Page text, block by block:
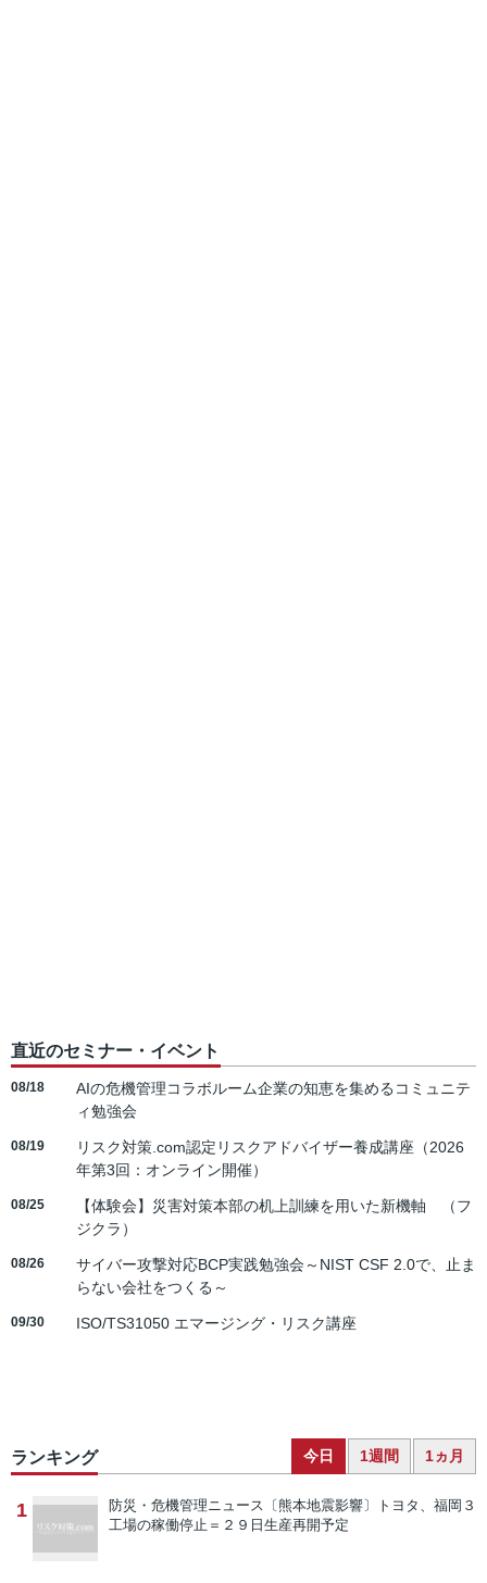
直近のセミナー・イベント
08/18
AIの危機管理コラボルーム企業の知恵を集めるコミュニテ
ィ勉強会
08/19
リスク対策.com認定リスクアドバイザー養成講座（2026
年第3回：オンライン開催）
08/25
【体験会】災害対策本部の机上訓練を用いた新機軸 （フ
ジクラ）
08/26
サイバー攻撃対応BCP実践勉強会～NIST CSF 2.0で、止ま
らない会社をつくる～
09/30 ISO/TS31050 エマージング・リスク講座
ランキング 今日 1週間 1ヵ月
1 防災・危機管理ニュース 〔熊本地震影響〕トヨタ、福岡３
工場の稼働停止＝２９日生産再開予定